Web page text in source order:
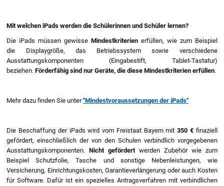
Mit welchen iPads werden die Schülerinnen und Schüler lernen?
Die iPads müssen gewisse Mindestkriterien erfüllen, wie zum Beispiel
die Displaygröße, das Betriebssystem sowie verschiedene
Ausstattungskomponenten (Eingabestift, Tablet-Tastatur)
beziehen.Förderfähig sind nur Geräte, die diese Mindestkriterien erfüllen.
Mehr dazu finden Sie unter"Mindestvoraussetzungen der iPads"
Die Beschaffung der iPads wird vom Freistaat Bayern mit 350 €finaziell
gefördert, einschließlich der von den Schulen verbindlich vorgegebenen
Ausstattungskomponenten.Nicht gefördert werden Zubehör wie zum
Beispiel Schutzfolie, Tasche und sonstige Nebenleistungen, wie
Versicherung, Einrichtungskosten, Garantieverlängerung oder auch Kosten
für Software. Dafür ist ein spezielles Antragsverfahren mit verbindlichen